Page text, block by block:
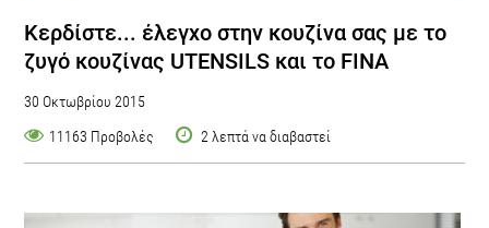
Κερδίστε... έλεγχο στην κουζίνα σας με το
ζυγό κουζίνας UTENSILS και το FINA
30 Οκτωβρίου 2015
11163 Προβολές
2 λεπτά να διαβαστεί